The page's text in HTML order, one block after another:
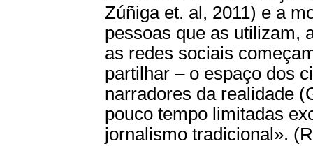
Zúñiga et. al, 2011) e a
pessoas que as utilizam,
as redes sociais
partilhar – o espaço dos
narradores da realidade
pouco tempo limitadas
jornalismo tradicional».